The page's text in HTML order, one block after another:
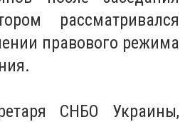
рассматривался
правового режима
СНБО Украины,